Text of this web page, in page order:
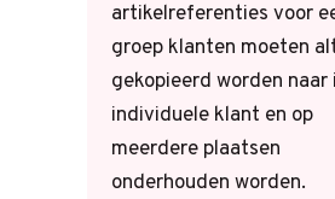
artikelreferenties voor
groep klanten moeten
gekopieerd worden naar
individuele klant en op
meerdere plaatsen
onderhouden worden.